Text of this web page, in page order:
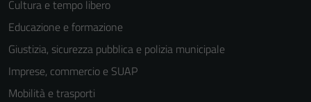
Cultura e tempo libero
Educazione e formazione
Giustizia, sicurezza pubblica e polizia municipale
Imprese, commercio e SUAP
Mobilità e trasporti